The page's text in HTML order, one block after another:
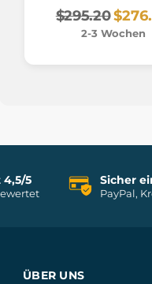
$295.20
2-3 Wochen
4,5/5 Sicher
PayPal,
ÜBER UNS